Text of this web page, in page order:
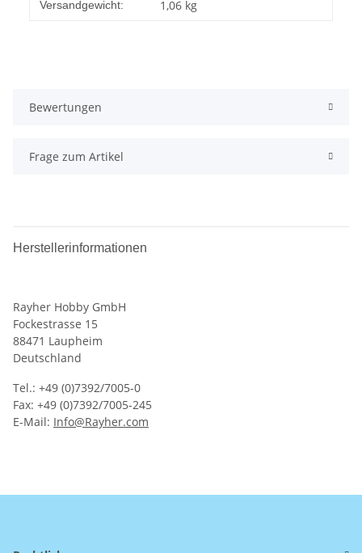
Versandgewicht: 1,06 kg
Bewertungen
Frage zum Artikel
Herstellerinformationen
Rayher Hobby GmbH
Fockestrasse 15
88471 Laupheim
Deutschland
Tel.: +49 (0)7392/7005-0
Fax: +49 (0)7392/7005-245
E-Mail: Info@Rayher.com